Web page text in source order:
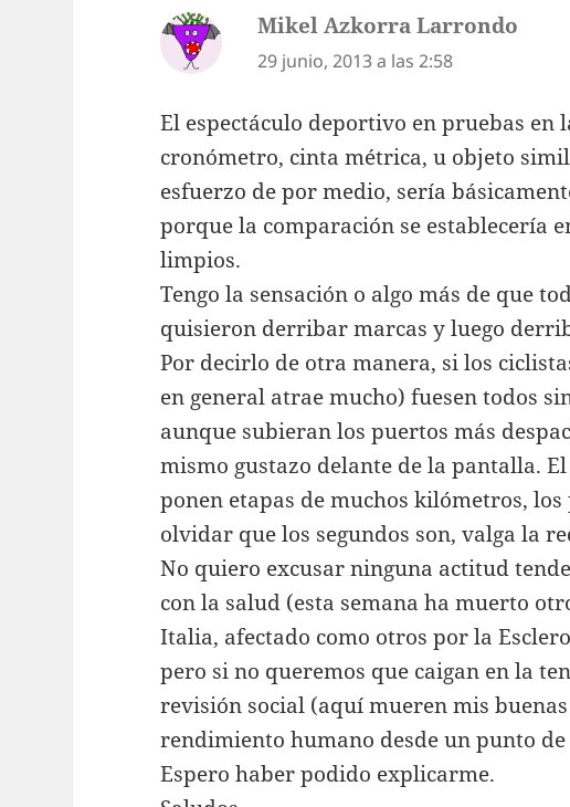
Mikel Azkorra Larrondo
29 junio, 2013 a las 2:58
El espectáculo deportivo en pruebas en
cronómetro, cinta métrica, u objeto
esfuerzo de por medio, sería
porque la comparación se establecería
limpios.
Tengo la sensación o algo más de que
quisieron derribar marcas y luego
Por decirlo de otra manera, si los
en general atrae mucho) fuesen todos
aunque subieran los puertos más
mismo gustazo delante de la pantalla.
ponen etapas de muchos kilómetros,
olvidar que los segundos son, valga la
No quiero excusar ninguna actitud
con la salud (esta semana ha muerto
Italia, afectado como otros por la
pero si no queremos que caigan en la
revisión social (aquí mueren mis
rendimiento humano desde un punto
Espero haber podido explicarme.